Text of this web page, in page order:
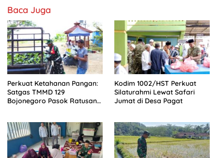
Baca Juga
Perkuat Ketahanan Pangan:
Satgas TMMD 129
Bojonegoro Pasok Ratusan
Kodim 1002/HST Perkuat
Silaturahmi Lewat Safari
Jumat di Desa Pagat